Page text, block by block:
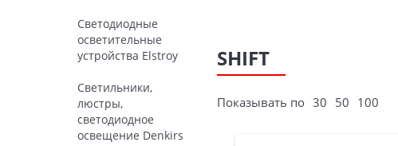
Светодиодные
осветительные
устройства Elstroy
Светильники,
люстры,
светодиодное
освещение Denkirs
SHIFT
Показывать по 30 50 100